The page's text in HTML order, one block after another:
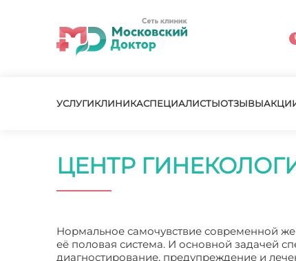
УСЛУГИКЛИНИКАСПЕЦИАЛИСТЫОТЗЫВЫ
ЦЕНТР
Нормальное самочувствие современной
её половая система. И основной задачей
диагностирование, предупреждение и